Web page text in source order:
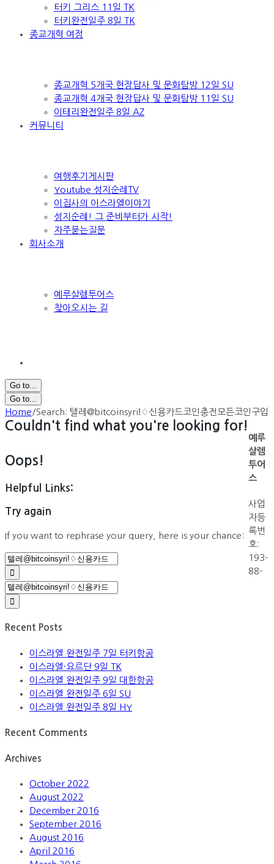
터키 그리스 11일 TK
터키완전일주 8일 TK
종교개혁 여정
종교개혁 5개국 현장답사 및 문화탐방 12일 SU
종교개혁 4개국 현장답사 및 문화탐방 11일 SU
이태리완전일주 8일 AZ
커뮤니티
여행후기게시판
Youtube 성지순례TV
이집사의 이스라엘이야기
성지순례! 그 준비부터가 시작!
자주묻는질문
회사소개
예루살렘투어스
찾아오시는 길
Go to...
Go to...
Home/Search: 텔레@bitcoinsyriǃ♢신용카드코인충전모든코인구입
Couldn't find what you're looking for!
Oops!
Helpful Links:
Try again
If you want to rephrase your query, here is your chance:
Search
for:
Search
for:
Recent Posts
이스라엘 완전일주 7일 터키항공
이스라엘·요르단 9일 TK
이스라엘 완전일주 9일 대한항공
이스라엘 완전일주 6일 SU
이스라엘 완전일주 8일 HY
Recent Comments
Archives
October 2022
August 2022
December 2016
September 2016
August 2016
April 2016
예루
살렘
투어
스
사업
자등
록번
호:
193-
88-